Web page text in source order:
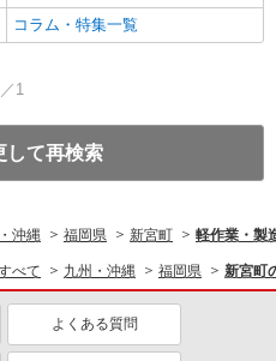
コラム・特集一覧
1
して再検索
沖縄 福岡県 新宮町 軽作業・製
べて 九州・沖縄 福岡県 新宮町
よくある質問